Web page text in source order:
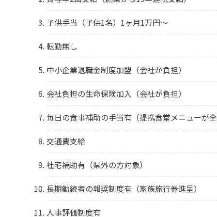
子供手当（子供1名）1ヶ月1万円～
転勤無し
中小企業退職金制度加盟（会社が負担）
会社負担の生命保険加入（会社が負担）
毎日の食事補助の手当有（提携食堂メニューが
交通費支給
社宅補助有（県外の方対象）
長期勤続者の報奨制度有（家族旅行券進呈）
人事評価制度有